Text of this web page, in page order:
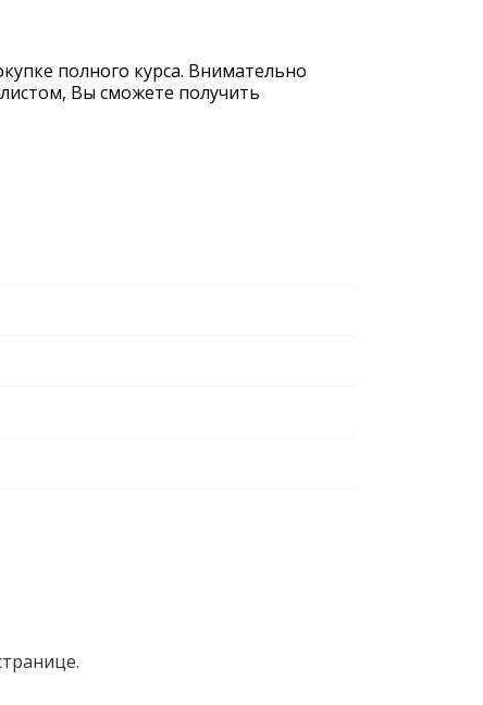
полного курса. Внимательно
Вы сможете получить